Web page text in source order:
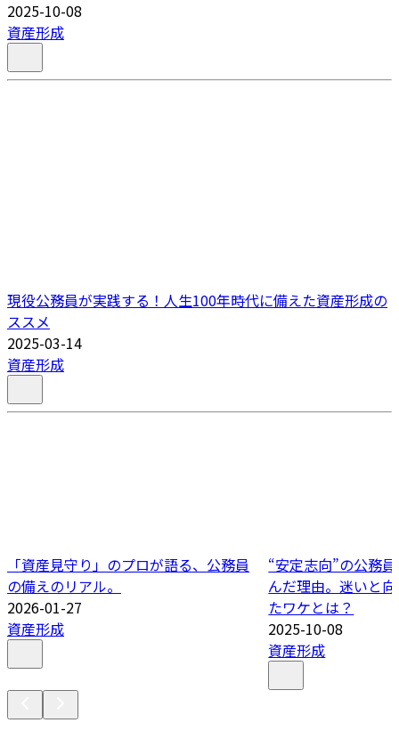
2025-10-08
資産形成
現役公務員が実践する！人生100年時代に備えた資産形成の
ススメ
2025-03-14
資産形成
「資産見守り」のプロが語る、公務員
の備えのリアル。
2026-01-27
資産形成
“安定志向”の公務
んだ理由。迷いと
たワケとは？
2025-10-08
資産形成